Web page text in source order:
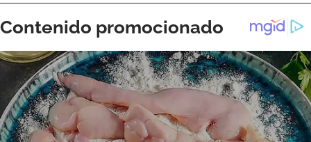
Gracias por suscribirte a nuestro boletín.
ACEPTAR